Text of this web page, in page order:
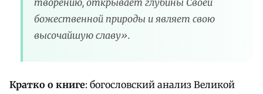
творению, открывает глубины Своей
божественной природы и являет свою
высочайшую славу».
Кратко о книге: богословский анализ Великой